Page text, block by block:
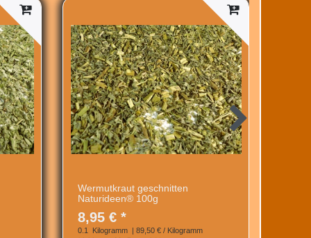
Wermutkraut geschnitten
Naturideen® 100g
8,95 € *
0.1 Kilogramm | 89,50 € / Kilogramm